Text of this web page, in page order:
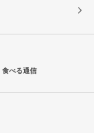
食べる通信